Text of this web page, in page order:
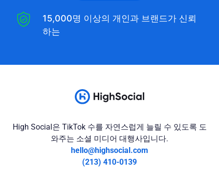
15,000명 이상의 개인과 브랜드가 신뢰
하는
High Social은 TikTok 수를 자연스럽게 늘릴 수 있도록 도
와주는 소셜 미디어 대행사입니다.
hello@highsocial.com
(213) 410-0139